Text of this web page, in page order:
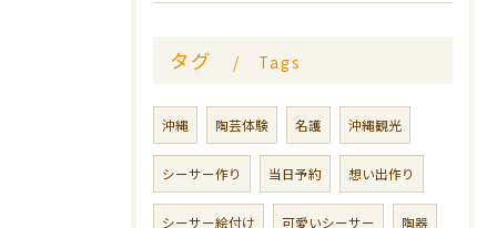
タグ Tags
沖縄 陶芸体験 名護 沖縄観光
シーサー作り 当日予約 想い出作り
シーサー絵付け 可愛いシーサー 陶器